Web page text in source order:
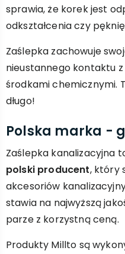
sprawia, że korek jest
odkształcenia czy
Zaślepka zachowuje
nieustannego kontaktu
środkami chemicznymi.
długo!
Polska marka -
Zaślepka kanalizacyjna
polski producent, który
akcesoriów
stawia na najwyższą
parze z korzystną ceną.
Produkty Millto są